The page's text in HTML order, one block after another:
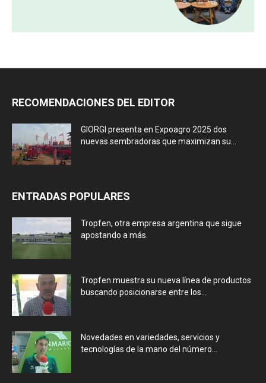
RECOMENDACIONES DEL EDITOR
GIORGI presenta en Expoagro 2025 dos
nuevas sembradoras que maximizan su...
ENTRADAS POPULARES
Tropfen, otra empresa argentina que sigue
apostando a más.
Tropfen muestra su nueva línea de productos
buscando posicionarse entre los...
Novedades en variedades, servicios y
tecnologías de la mano del número...